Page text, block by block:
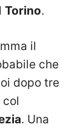
Torino.
il
che
dopo tre
col
. Una